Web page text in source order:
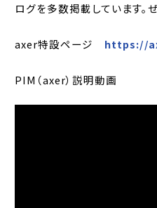
ログを多数掲載しています。
axer特設ページ https://
PIM（axer）説明動画